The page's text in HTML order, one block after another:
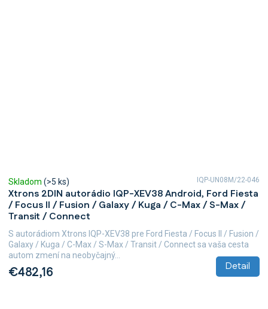
Xtrons 2DIN autorádio IQP-XEV38 Android, Ford Fiesta
/ Focus II / Fusion / Galaxy / Kuga / C-Max / S-Max /
Transit / Connect
Skladom (>5 ks)
€482,16 Detail
S autorádiom Xtrons IQP-XEV38 pre Ford Fiesta / Focus II / Fusion /
Galaxy / Kuga / C-Max / S-Max / Transit / Connect sa vaša cesta
autom zmení na neobyčajný...
IQP-UN08M/22-046